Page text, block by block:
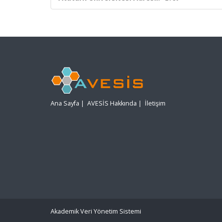
Ana Sayfa | AVESİS Hakkında | İletişim
Akademik Veri Yönetim Sistemi